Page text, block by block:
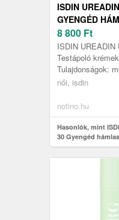
ISDIN
GYENGÉD
KRÉM TESTRE
8 800 Ft
ISDIN UREADIN
Testápoló
Tulajdonságok:
hidratálja a bőrt
női, isdin
notino.hu
Hasonlók, mint
30 Gyengéd
50 ml